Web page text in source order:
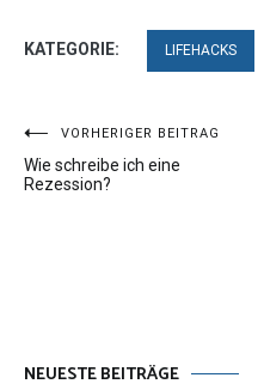
KATEGORIE: LIFEHACKS
Beitragsnavigation
VORHERIGER BEITRAG
Wie schreibe ich eine
Rezession?
NEUESTE BEITRÄGE